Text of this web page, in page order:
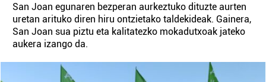
San Joan egunaren bezperan aurkeztuko dituzte aurten
uretan arituko diren hiru ontzietako taldekideak. Gainera,
San Joan sua piztu eta kalitatezko mokadutxoak jateko
aukera izango da.